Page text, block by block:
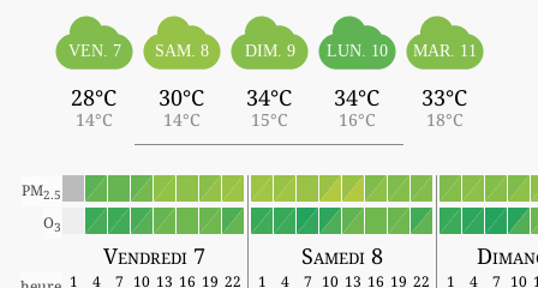
VEN. 7
28°C
14°C
SAM. 8
30°C
14°C
DIM. 9
34°C
15°C
LUN. 10
34°C
16°C
MAR. 11
33°C
18°C
PM2.5
O3
Vendredi 7 Samedi 8
1 4 7 10 13 16 19 22 1 4 7 10 13 16 19 22 1 4 7 10